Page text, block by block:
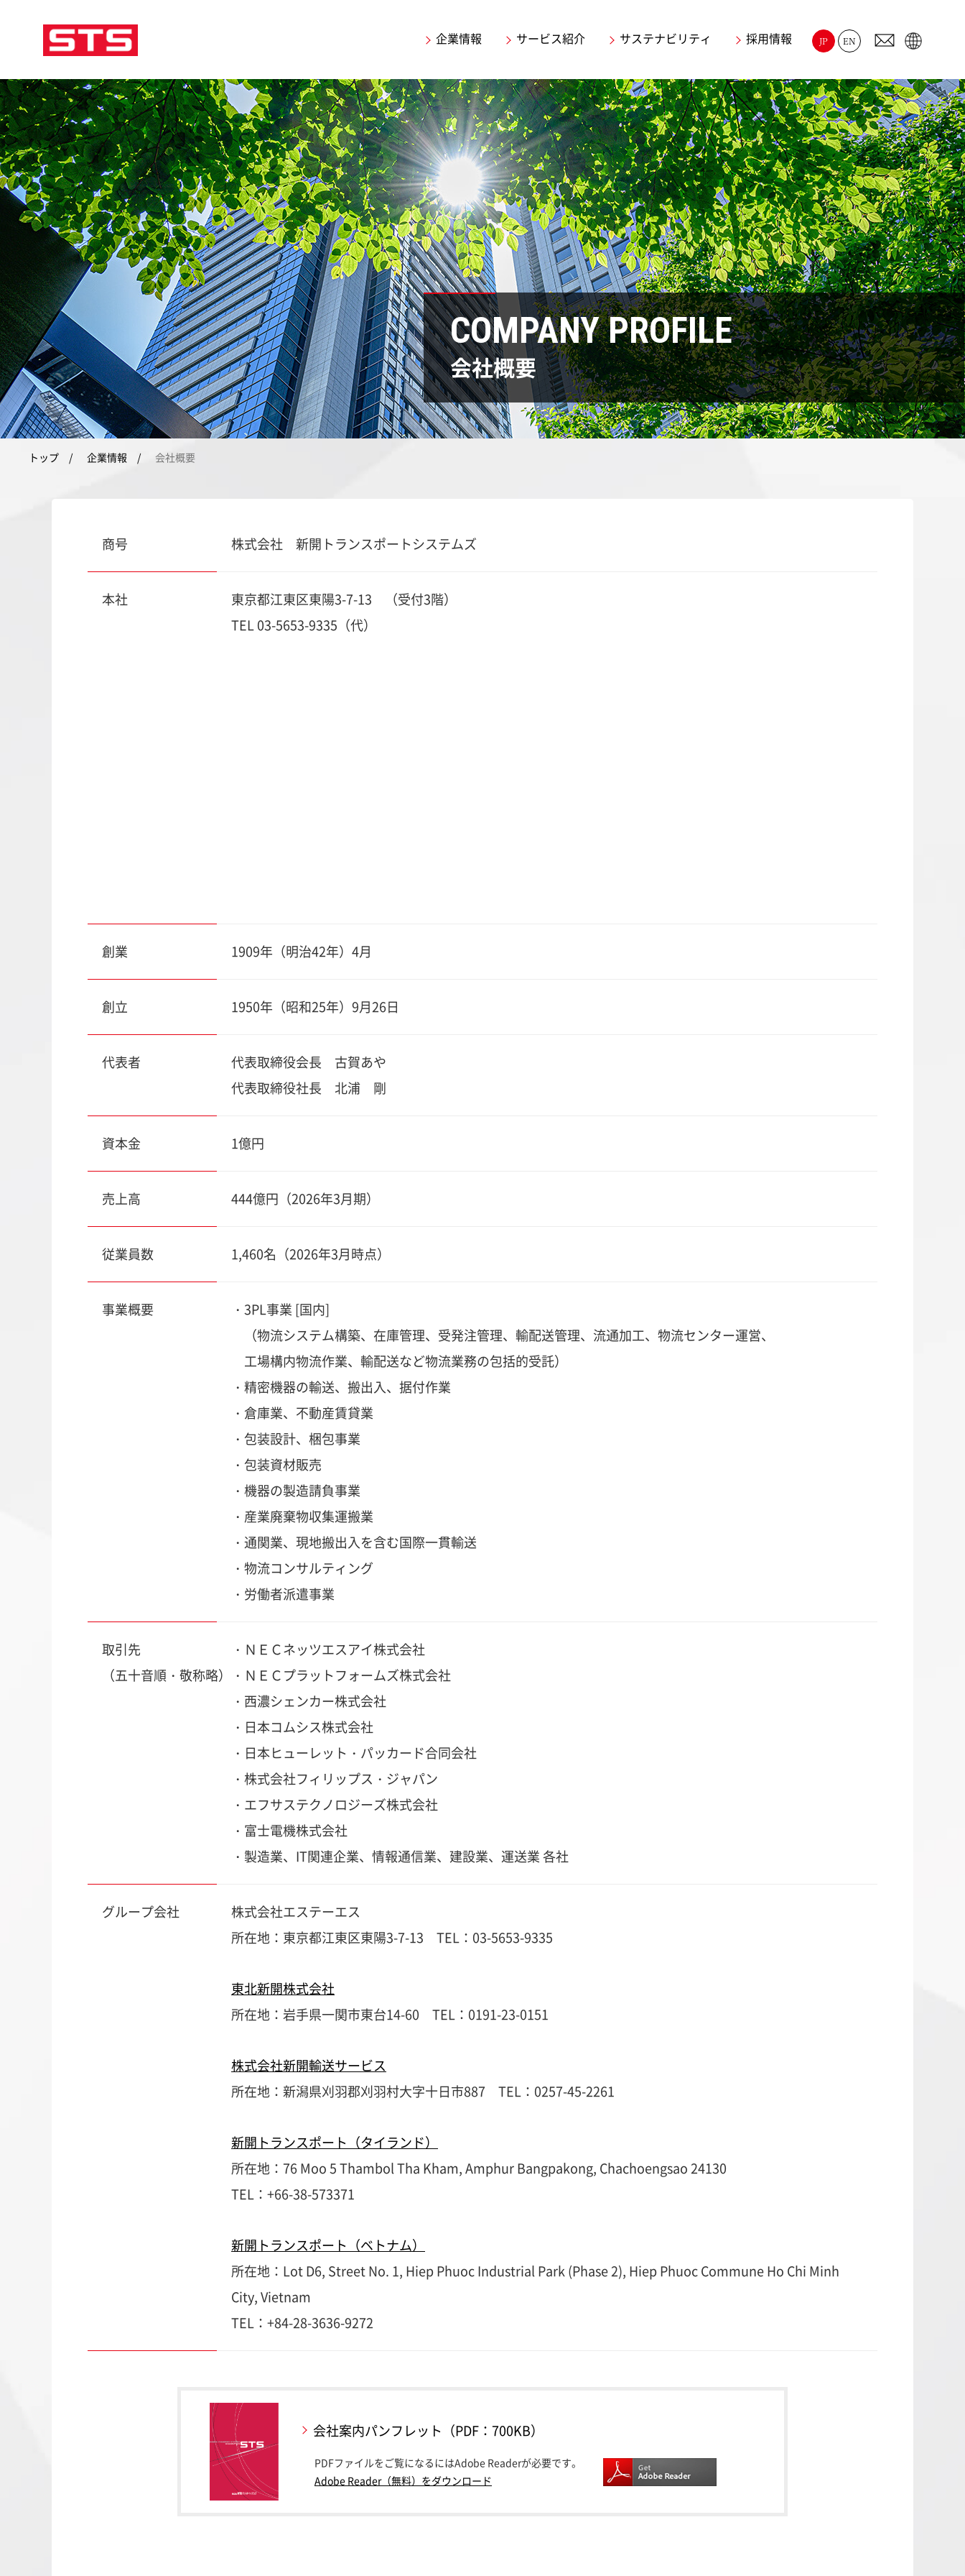
企業情報 サービス紹介 サステナビリティ 採用情報 JP EN
COMPANY PROFILE
会社概要
トップ 企業情報 会社概要
商号 株式会社 新開トランスポートシステムズ
本社
東京都江東区東陽3-7-13 （受付3階）
TEL03-5653-9335 （代）
創業 1909年（明治42年）4月
創立 1950年（昭和25年）9月26日
代表者
代表取締役会長 古賀あや
代表取締役社長 北浦 剛
資本金 1億円
売上高 444億円（2026年3月期）
従業員数 1,460名（2026年3月時点）
事業概要
・3PL事業 [国内]
（物流システム構築、在庫管理、受発注管理、輸配送管理、流通加工、物流センター運営、
工場構内物流作業、輸配送など物流業務の包括的受託）
・精密機器の輸送、搬出入、据付作業
・倉庫業、不動産賃貸業
・包装設計、梱包事業
・包装資材販売
・機器の製造請負事業
・産業廃棄物収集運搬業
・通関業、現地搬出入を含む国際一貫輸送
・物流コンサルティング
・労働者派遣事業
取引先
（五十音順・敬称略）
・ＮＥＣネッツエスアイ株式会社
・ＮＥＣプラットフォームズ株式会社
・西濃シェンカー株式会社
・日本コムシス株式会社
・日本ヒューレット・パッカード合同会社
・株式会社フィリップス・ジャパン
・エフサステクノロジーズ株式会社
・富士電機株式会社
・製造業、IT関連企業、情報通信業、建設業、運送業 各社
グループ会社
株式会社エステーエス
所在地：東京都江東区東陽3-7-13 TEL： 03-5653-9335
東北新開株式会社
所在地：岩手県一関市東台14-60 TEL： 0191-23-0151
株式会社新開輸送サービス
所在地：新潟県刈羽郡刈羽村大字十日市887 TEL： 0257-45-2261
新開トランスポート（タイランド）
所在地：76 Moo 5 Thambol Tha Kham, Amphur Bangpakong, Chachoengsao 24130
TEL： +66-38-573371
新開トランスポート（ベトナム）
所在地：Lot D6, Street No. 1, Hiep Phuoc Industrial Park (Phase 2), Hiep Phuoc Commune Ho Chi Minh
City, Vietnam
TEL： +84-28-3636-9272
会社案内パンフレット（PDF：700KB）
PDFファイルをご覧になるにはAdobe Readerが必要です。
Adobe Reader（無料）をダウンロード